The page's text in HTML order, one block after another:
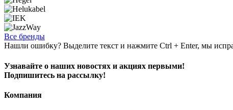
Все бренды
Нашли ошибку? Выделите текст и нажмите Ctrl + Enter, мы
Узнавайте о наших новостях и акциях первыми!
Подпишитесь на рассылку!
Компания